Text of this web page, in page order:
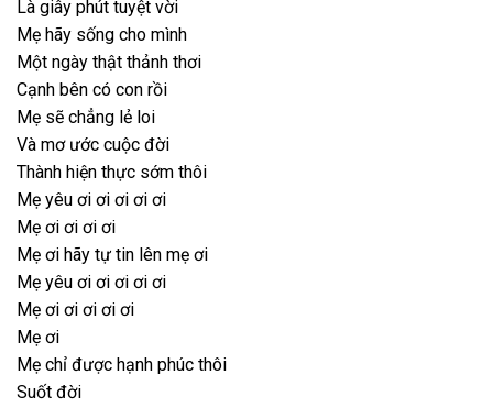
Là giây phút tuyệt vời
Mẹ hãy sống cho mình
Một ngày thật thảnh thơi
Cạnh bên có con rồi
Mẹ sẽ chẳng lẻ loi
Và mơ ước cuộc đời
Thành hiện thực sớm thôi
Mẹ yêu ơi ơi ơi ơi ơi
Mẹ ơi ơi ơi ơi
Mẹ ơi hãy tự tin lên mẹ ơi
Mẹ yêu ơi ơi ơi ơi ơi
Mẹ ơi ơi ơi ơi ơi
Mẹ ơi
Mẹ chỉ được hạnh phúc thôi
Suốt đời